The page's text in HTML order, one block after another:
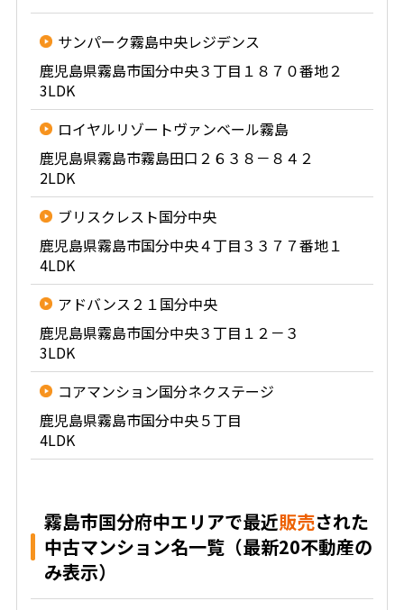
サンパーク霧島中央レジデンス
鹿児島県霧島市国分中央３丁目１８７０番地２
3LDK
ロイヤルリゾートヴァンベール霧島
鹿児島県霧島市霧島田口２６３８－８４２
2LDK
ブリスクレスト国分中央
鹿児島県霧島市国分中央４丁目３３７７番地１
4LDK
アドバンス２１国分中央
鹿児島県霧島市国分中央３丁目１２－３
3LDK
コアマンション国分ネクステージ
鹿児島県霧島市国分中央５丁目
4LDK
霧島市国分府中エリアで最近販売された
中古マンション名一覧（最新20不動産の
み表示）